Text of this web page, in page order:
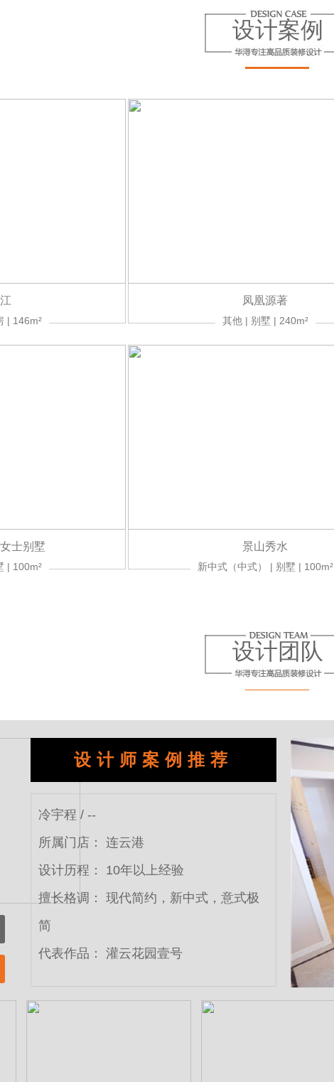
设计案例
| 146m²
凤凰源著
其他 | 别墅 | 240m²
士别墅
| 100m²
景山秀水
新中式（中式） | 别墅 | 100m²
设计团队
设计师案例推荐
冷宇程 / --
所属门店： 连云港
设计历程： 10年以上经验
擅长格调： 现代简约，新中式，意式极
简
代表作品： 灌云花园壹号